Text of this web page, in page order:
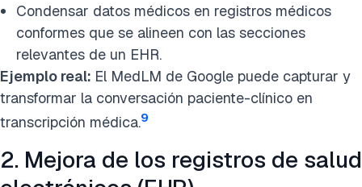
Condensar datos médicos en registros médicos
conformes que se alineen con las secciones
relevantes de un EHR.
Ejemplo real: El MedLM de Google puede capturar y
transformar la conversación paciente-clínico en
transcripción médica.9
2. Mejora de los registros de salud